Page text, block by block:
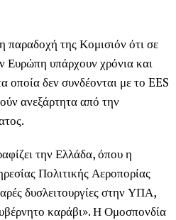
παραδοχή της Κομισιόν ότι σε
Ευρώπη υπάρχουν χρόνια και
οποία δεν συνδέονται με το EES
ανεξάρτητα από την
την Ελλάδα, όπου η
Πολιτικής Αεροπορίας
δυσλειτουργίες στην ΥΠΑ,
καράβι». Η Ομοσπονδία